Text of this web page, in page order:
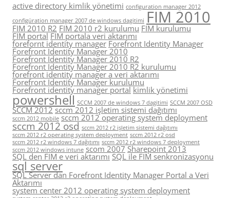
active directory kimlik yönetimi configuration manager 2012
configüration manager 2007 de windows dagitimi FIM 2010
FIM 2010 R2 FIM 2010 r2 kurulumu FIM kurulumu
FIM portal FIM portala veri aktarımı
forefornt identity manager Forefront Identity Manager
Forefront Identity Manager 2010
Forefront Identity Manager 2010 R2
Forefront Identity Manager 2010 R2 kurulumu
forefront identity manager a veri aktarımı
Forefront Identity Manager kurulumu
Forefront identity manager portal kimlik yönetimi
powershell SCCM 2007 de windows 7 dagitimi SCCM 2007 OSD
SCCM 2012 sccm 2012 işletim sistemi dağıtımı
sccm 2012 mobile sccm 2012 operating system deployment
sccm 2012 osd sccm 2012 r2 işletim sistemi dağıtımı
sccm 2012 r2 operating system deployment sccm 2012 r2 osd
sccm 2012 r2 windows 7 dağıtımı sccm 2012 r2 windows 7 deployment
sccm 2012 windows intune scom 2007 Sharepoint 2013
SQL den FIM e veri aktarımı SQL ile FIM senkronizasyonu
sql server
SQL Server dan Forefront Identity Manager Portal a Veri
Aktarımı
system center 2012 operating system deployment